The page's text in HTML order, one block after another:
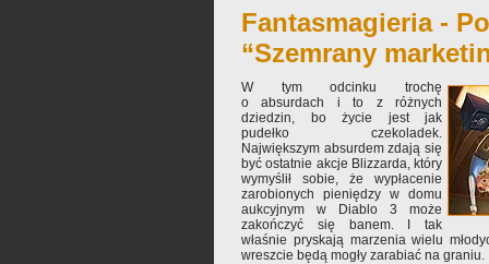
Fantasmagieria -
“Szemrany
W tym odcinku trochę
o absurdach i to z różnych
dziedzin, bo życie jest jak
pudełko czekoladek.
Największym absurdem zdają się
być ostatnie akcje Blizzarda, który
wymyślił sobie, że wypłacenie
zarobionych pieniędzy w domu
aukcyjnym w Diablo 3 może
zakończyć się banem. I tak
właśnie pryskają marzenia wielu
wreszcie będą mogły zarabiać na graniu.